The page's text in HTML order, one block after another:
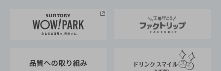
地域情報
サントリーサンバーズ大阪
サントリーが考えるサステナビリティ経営
企業概要